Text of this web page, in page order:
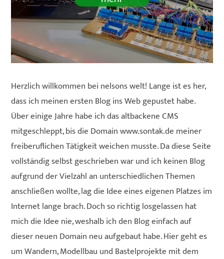
Herzlich willkommen bei nelsons welt! Lange ist es her,
dass ich meinen ersten Blog ins Web gepustet habe.
Über einige Jahre habe ich das altbackene CMS
mitgeschleppt, bis die Domain www.sontak.de meiner
freiberuflichen Tätigkeit weichen musste. Da diese Seite
vollständig selbst geschrieben war und ich keinen Blog
aufgrund der Vielzahl an unterschiedlichen Themen
anschließen wollte, lag die Idee eines eigenen Platzes im
Internet lange brach. Doch so richtig losgelassen hat
mich die Idee nie, weshalb ich den Blog einfach auf
dieser neuen Domain neu aufgebaut habe. Hier geht es
um Wandern, Modellbau und Bastelprojekte mit dem